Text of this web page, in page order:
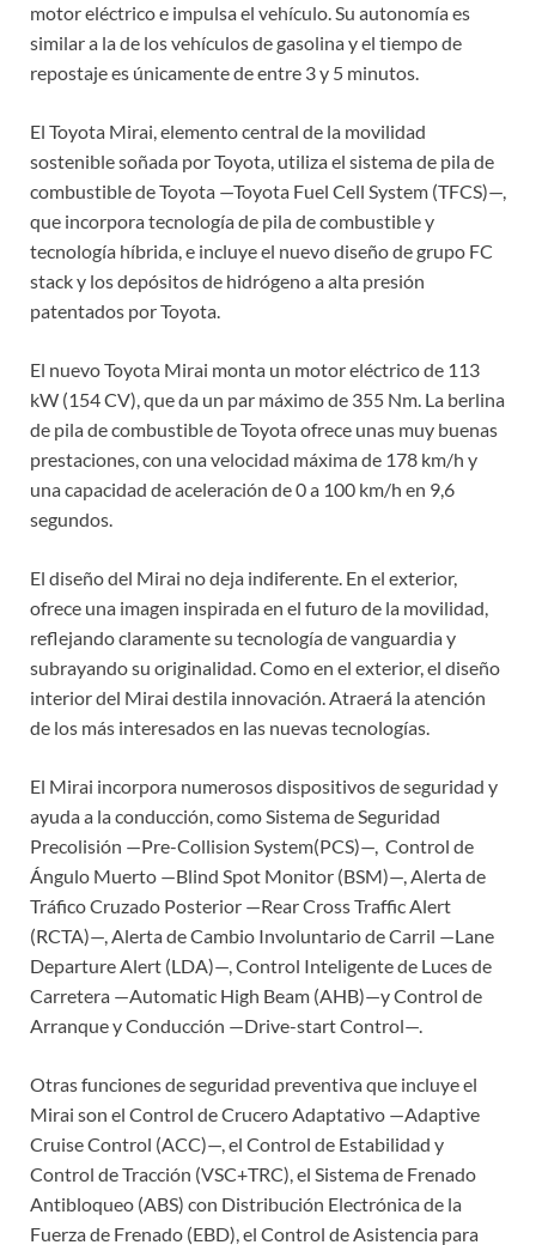
motor eléctrico e impulsa el vehículo. Su autonomía es
similar a la de los vehículos de gasolina y el tiempo de
repostaje es únicamente de entre 3 y 5 minutos.
El Toyota Mirai, elemento central de la movilidad
sostenible soñada por Toyota, utiliza el sistema de pila de
combustible de Toyota —Toyota Fuel Cell System (TFCS)—,
que incorpora tecnología de pila de combustible y
tecnología híbrida, e incluye el nuevo diseño de grupo FC
stack y los depósitos de hidrógeno a alta presión
patentados por Toyota.
El nuevo Toyota Mirai monta un motor eléctrico de 113
kW (154 CV), que da un par máximo de 355 Nm. La berlina
de pila de combustible de Toyota ofrece unas muy buenas
prestaciones, con una velocidad máxima de 178 km/h y
una capacidad de aceleración de 0 a 100 km/h en 9,6
segundos.
El diseño del Mirai no deja indiferente. En el exterior,
ofrece una imagen inspirada en el futuro de la movilidad,
reflejando claramente su tecnología de vanguardia y
subrayando su originalidad. Como en el exterior, el diseño
interior del Mirai destila innovación. Atraerá la atención
de los más interesados en las nuevas tecnologías.
El Mirai incorpora numerosos dispositivos de seguridad y
ayuda a la conducción, como Sistema de Seguridad
Precolisión —Pre-Collision System(PCS)—, Control de
Ángulo Muerto —Blind Spot Monitor (BSM)—, Alerta de
Tráfico Cruzado Posterior —Rear Cross Traffic Alert
(RCTA)—, Alerta de Cambio Involuntario de Carril —Lane
Departure Alert (LDA)—, Control Inteligente de Luces de
Carretera —Automatic High Beam (AHB)—y Control de
Arranque y Conducción —Drive-start Control—.
Otras funciones de seguridad preventiva que incluye el
Mirai son el Control de Crucero Adaptativo —Adaptive
Cruise Control (ACC)—, el Control de Estabilidad y
Control de Tracción (VSC+TRC), el Sistema de Frenado
Antibloqueo (ABS) con Distribución Electrónica de la
Fuerza de Frenado (EBD), el Control de Asistencia para